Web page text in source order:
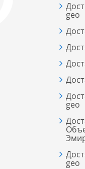
geo
geo
geo